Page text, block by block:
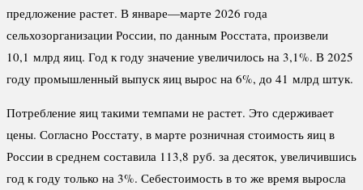
предложение растет. В январе—марте 2026 года
сельхозорганизации России, по данным Росстата, произвели
10,1 млрд яиц. Год к году значение увеличилось на 3,1%. В 2025
году промышленный выпуск яиц вырос на 6%, до 41 млрд штук.
Потребление яиц такими темпами не растет. Это сдерживает
цены. Согласно Росстату, в марте розничная стоимость яиц в
России в среднем составила 113,8 руб. за десяток, увеличившись
год к году только на 3%. Себестоимость в то же время выросла